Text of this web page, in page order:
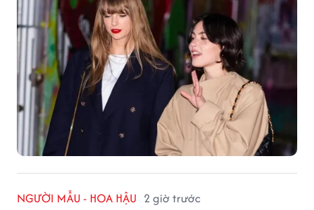
NGƯỜI MẪU - HOA HẬU 2 giờ trước